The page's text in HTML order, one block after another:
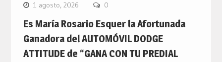
1 agosto, 2026 0
Es María Rosario Esquer la Afortunada
Ganadora del AUTOMÓVIL DODGE
ATTITUDE de “GANA CON TU PREDIAL